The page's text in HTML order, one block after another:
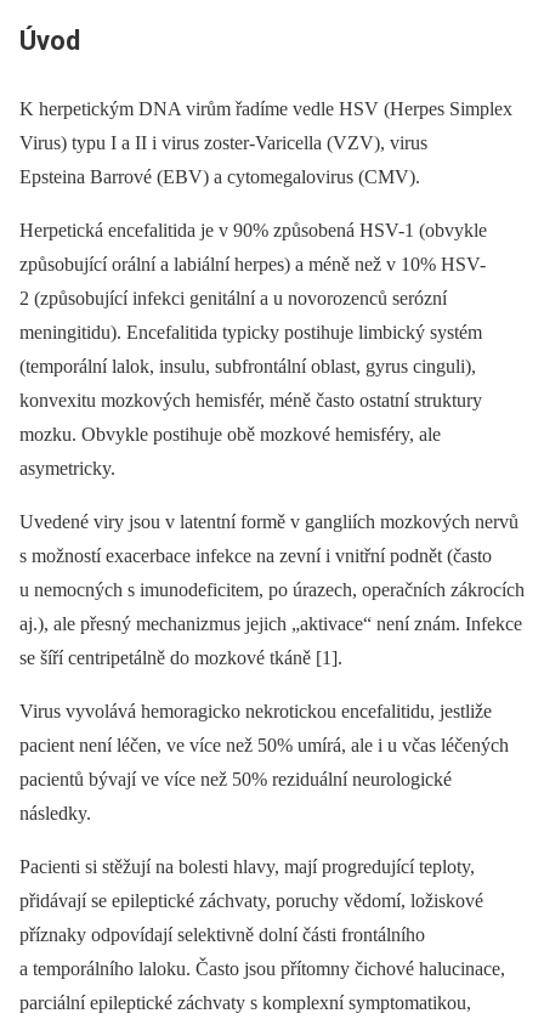
Úvod
K herpetickým DNA virům řadíme vedle HSV (Herpes Simplex
Virus) typu I a II i virus zoster-Varicella (VZV), virus
Epsteina Barrové (EBV) a cytomegalovirus (CMV).
Herpetická encefalitida je v 90% způsobená HSV-1 (obvykle
způsobující orální a labiální herpes) a méně než v 10% HSV-
2 (způsobující infekci genitální a u novorozenců serózní
meningitidu). Encefalitida typicky postihuje limbický systém
(temporální lalok, insulu, subfrontální oblast, gyrus cinguli),
konvexitu mozkových hemisfér, méně často ostatní struktury
mozku. Obvykle postihuje obě mozkové hemisféry, ale
asymetricky.
Uvedené viry jsou v latentní formě v gangliích mozkových nervů
s možností exacerbace infekce na zevní i vnitřní podnět (často
u nemocných s imunodeficitem, po úrazech, operačních zákrocích
aj.), ale přesný mechanizmus jejich „aktivace“ není znám. Infekce
se šíří centripetálně do mozkové tkáně [1].
Virus vyvolává hemoragicko nekrotickou encefalitidu, jestliže
pacient není léčen, ve více než 50% umírá, ale i u včas léčených
pacientů bývají ve více než 50% reziduální neurologické
následky.
Pacienti si stěžují na bolesti hlavy, mají progredující teploty,
přidávají se epileptické záchvaty, poruchy vědomí, ložiskové
příznaky odpovídají selektivně dolní části frontálního
a temporálního laloku. Často jsou přítomny čichové halucinace,
parciální epileptické záchvaty s komplexní symptomatikou,